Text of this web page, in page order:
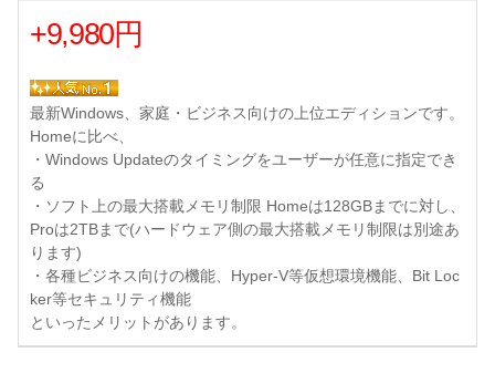
+9,980円
最新Windows、家庭・ビジネス向けの上位エディションです。
Homeに比べ、
・Windows Updateのタイミングをユーザーが任意に指定でき
る
・ソフト上の最大搭載メモリ制限 Homeは128GBまでに対し、
Proは2TBまで(ハードウェア側の最大搭載メモリ制限は別途あ
ります)
・各種ビジネス向けの機能、Hyper-V等仮想環境機能、Bit Loc
ker等セキュリティ機能
といったメリットがあります。